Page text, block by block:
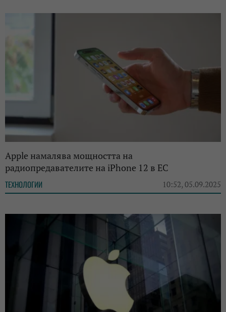
Apple намалява мощността на
радиопредавателите на iPhone 12 в ЕС
ТЕХНОЛОГИИ 10:52, 05.09.2025